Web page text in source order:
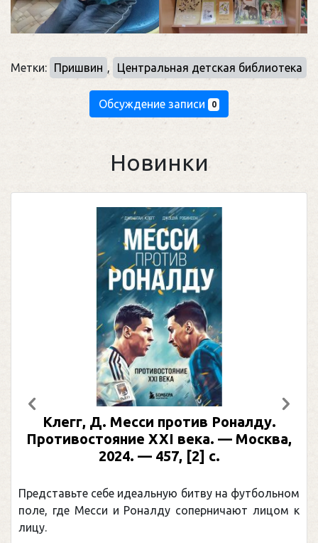
Метки: Пришвин , Центральная детская библиотека
Обсуждение записи 0
Новинки
Клегг, Д. Месси против Роналду.
Противостояние XXI века. — Москва,
2024. — 457, [2] с.
Представьте себе идеальную битву на футбольном
поле, где Месси и Роналду соперничают лицом к
лицу.
Предыдущий